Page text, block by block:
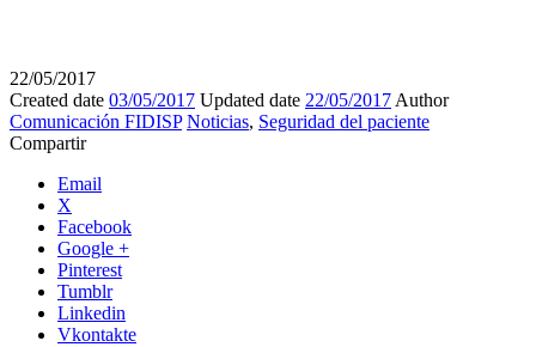
22/05/2017
Created date 03/05/2017 Updated date 22/05/2017 Author
Comunicación FIDISP Noticias, Seguridad del paciente
Compartir
Email
X
Facebook
Google +
Pinterest
Tumblr
Linkedin
Vkontakte